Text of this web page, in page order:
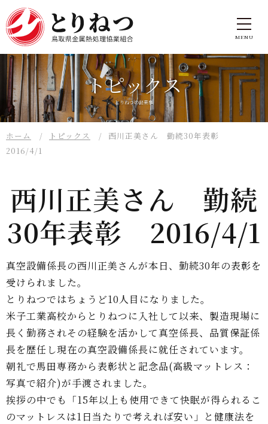
トピックス
とりねつの出来事
ホーム トピックス
西川正美さん 勤続30年表彰
2016/4/1
西川正美さん 勤続
30年表彰 2016/4/1
真空設備係長の西川正美さんが本日、勤続30年の表彰を
受けられました。
とりねつではちょうど10人目になりました。
米子工業高校からとりねつに入社して以来、製造現場に
長く勤務されその経験を活かして真空係長、品質保証係
長を歴任し現在の真空設備係長に就任されています。
朝礼で馬田専務から表彰状と記念品(高級マットレス：
写真で紹介)が手渡されました。
挨拶の中でも「15年以上も使用できて快眠が得られるこ
のマットレスは1日当たりで考えれば安い」と健康法を